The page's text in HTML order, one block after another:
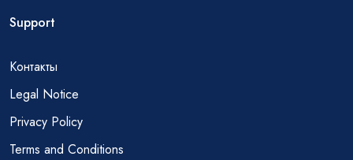
Support
Контакты
Legal Notice
Privacy Policy
Terms and Conditions